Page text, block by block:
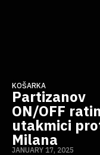
KOŠARKA
Partizanov
ON/OFF
utakmici
Milana
JANUARY 17, 2025